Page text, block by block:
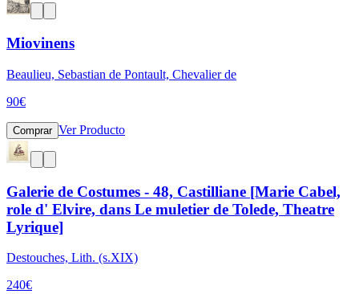
Miovinens
Beaulieu, Sebastian de Pontault, Chevalier de
90€
Comprar Ver Producto
Galerie de Costumes - 48, Castilliane [Marie Cabel,
role d' Elvire, dans Le muletier de Tolede, Theatre
Lyrique]
Destouches, Lith. (s.XIX)
240€